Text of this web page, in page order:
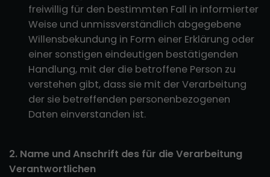
freiwillig für den bestimmten Fall in informierter
Weise und unmissverständlich abgegebene
Willensbekundung in Form einer Erklärung oder
einer sonstigen eindeutigen bestätigenden
Handlung, mit der die betroffene Person zu
verstehen gibt, dass sie mit der Verarbeitung
der sie betreffenden personenbezogenen
Daten einverstanden ist.
2. Name und Anschrift des für die Verarbeitung
Verantwortlichen